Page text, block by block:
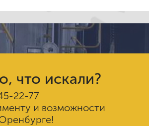
что искали?
22-77
и возможности